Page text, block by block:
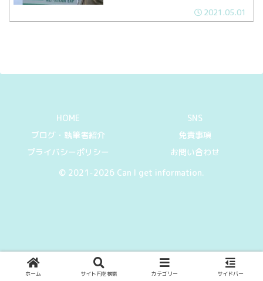
2021.05.01
HOME
SNS
ブログ・執筆者紹介
免責事項
プライバシーポリシー
お問い合わせ
© 2021-2026 Can I get information.
ホーム サイト内を検索 カテゴリー サイドバー